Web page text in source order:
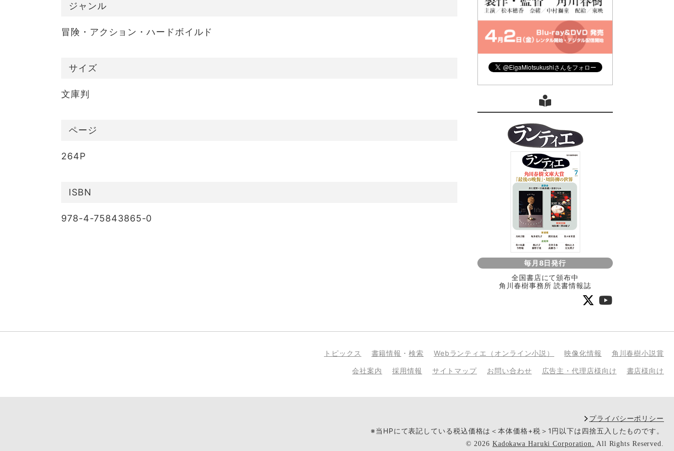
ジャンル
冒険・アクション・ハードボイルド
サイズ
文庫判
ページ
264P
ISBN
978-4-75843865-0
毎月8日発行
全国書店にて頒布中
角川春樹事務所 読書情報誌
トピックス 書籍情報 ・検索 Webランティエ（オンライン小説） 映像化情報 角川春樹小説賞
会社案内 採用情報 サイトマップ お問い合わせ 広告主・代理店様向け 書店様向け
プライバシーポリシー
※当HPにて表記している税込価格は＜本体価格+税＞1円以下は四捨五入したものです。
© 2026 Kadokawa Haruki Corporation. All Rights Reserved.